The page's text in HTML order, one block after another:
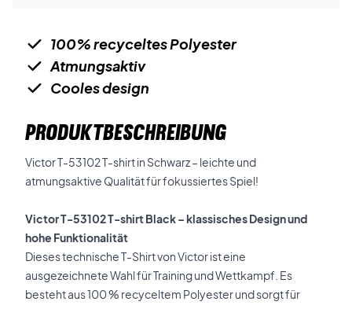
100% recyceltes Polyester
Atmungsaktiv
Cooles design
PRODUKTBESCHREIBUNG
Victor T-53102 T-shirt in Schwarz – leichte und
atmungsaktive Qualität für fokussiertes Spiel!
Victor T-53102 T-shirt Black – klassisches Design und
hohe Funktionalität
Dieses technische T-Shirt von Victor ist eine
ausgezeichnete Wahl für Training und Wettkampf. Es
besteht aus 100 % recyceltem Polyester und sorgt für